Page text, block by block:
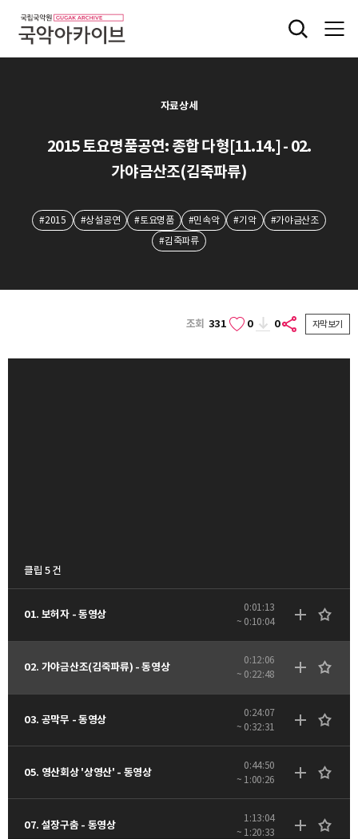
자료상세
2015 토요명품공연: 종합 다형[11.14.] - 02.
가야금산조(김죽파류)
#2015 #상설공연 #토요명품 #민속악 #기악
#가야금산조
#김죽파류
조회 331 0 0 자막보기
클립 5 건
01. 보허자 - 동영상
0:01:13
~ 0:10:04
02. 가야금산조(김죽파류) - 동영상
0:12:06
~ 0:22:48
03. 공막무 - 동영상
0:24:07
~ 0:32:31
05. 영산회상 '상영산' - 동영상
0:44:50
~ 1:00:26
07. 설장구춤 - 동영상
1:13:04
~ 1:20:33